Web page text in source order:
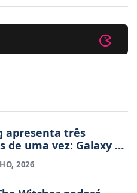
apresenta três
de uma vez: Galaxy Z
Fold8 e Flip8. Eis os
2026